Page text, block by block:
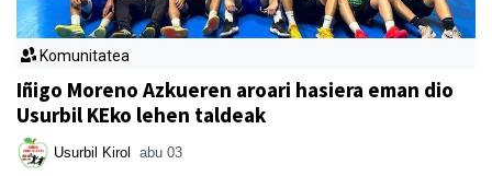
Komunitatea
Iñigo Moreno Azkueren aroari hasiera eman dio
Usurbil KEko lehen taldeak
Usurbil Kirol abu 03